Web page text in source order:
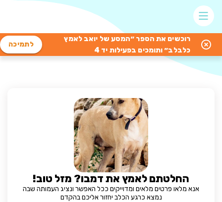
רוכשים את הספר ״המסע של יואב לאמץ
כלבלב״ ותומכים בפעילות יד 4
לתמיכה
החלטתם לאמץ את דמבו? מזל טוב!
אנא מלאו פרטים מלאים ומדוייקים ככל האפשר ונציג העמותה שבה
נמצא כרגע הכלב יחזור אליכם בהקדם